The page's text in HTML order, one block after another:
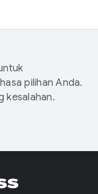
pilihan Anda.
kesalahan.